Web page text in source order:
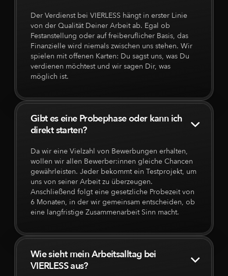
Der Verdienst bei VIERLESS hängt in erster Linie
von der Qualität Deiner Arbeit ab. Egal ob
Festanstellung oder auf freiberuflicher Basis, das
Finanzielle wird niemals zwischen uns stehen. Wir
spielen mit offenen Karten: Du sagst uns, was Du
verdienen möchtest und wir sagen Dir, was
möglich ist.
Gibt es eine Probephase oder kann ich
direkt starten?
Da wir eine Vielzahl von Bewerbungen erhalten,
wollen wir allen Bewerber:innen gleiche Chancen
gewährleisten. Jeder bekommt ein Testprojekt, um
uns von seiner Arbeit zu überzeugen.
Anschließend folgt eine gesetzliche Probezeit von
6 Monaten, in der wir gemeinsam entscheiden, ob
eine langfristige Zusammenarbeit Sinn macht.
Wie sieht mein Arbeitsalltag bei
VIERLESS aus?